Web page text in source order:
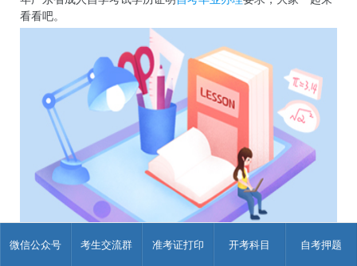
微信公众号 考生交流群 准考证打印 开考科目 自考押题
看看吧。